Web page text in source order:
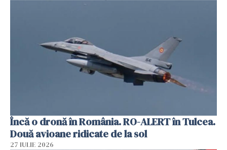
Încă o dronă în România. RO-ALERT în Tulcea.
Două avioane ridicate de la sol
27 IULIE 2026